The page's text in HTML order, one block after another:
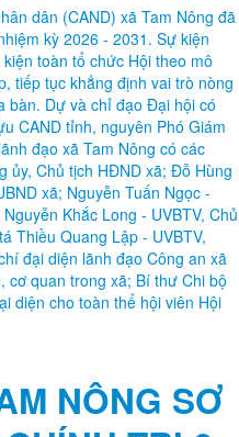
dân (CAND) xã Tam Nông đã
kỳ 2026 - 2031. Sự kiện
toàn tổ chức Hội theo mô
tiếp tục khẳng định vai trò nòng
bàn. Dự và chỉ đạo Đại hội có
CAND tỉnh, nguyên Phó Giám
đạo xã Tam Nông có các
ủy, Chủ tịch HĐND xã; Đỗ Hùng
xã; Nguyễn Tuấn Ngọc -
Khắc Long - UVBTV, Chủ
Thiều Quang Lập - UVBTV,
đại diện lãnh đạo Công an xã
cơ quan trong xã; Bí thư Chi bộ
diện cho toàn thể hội viên Hội